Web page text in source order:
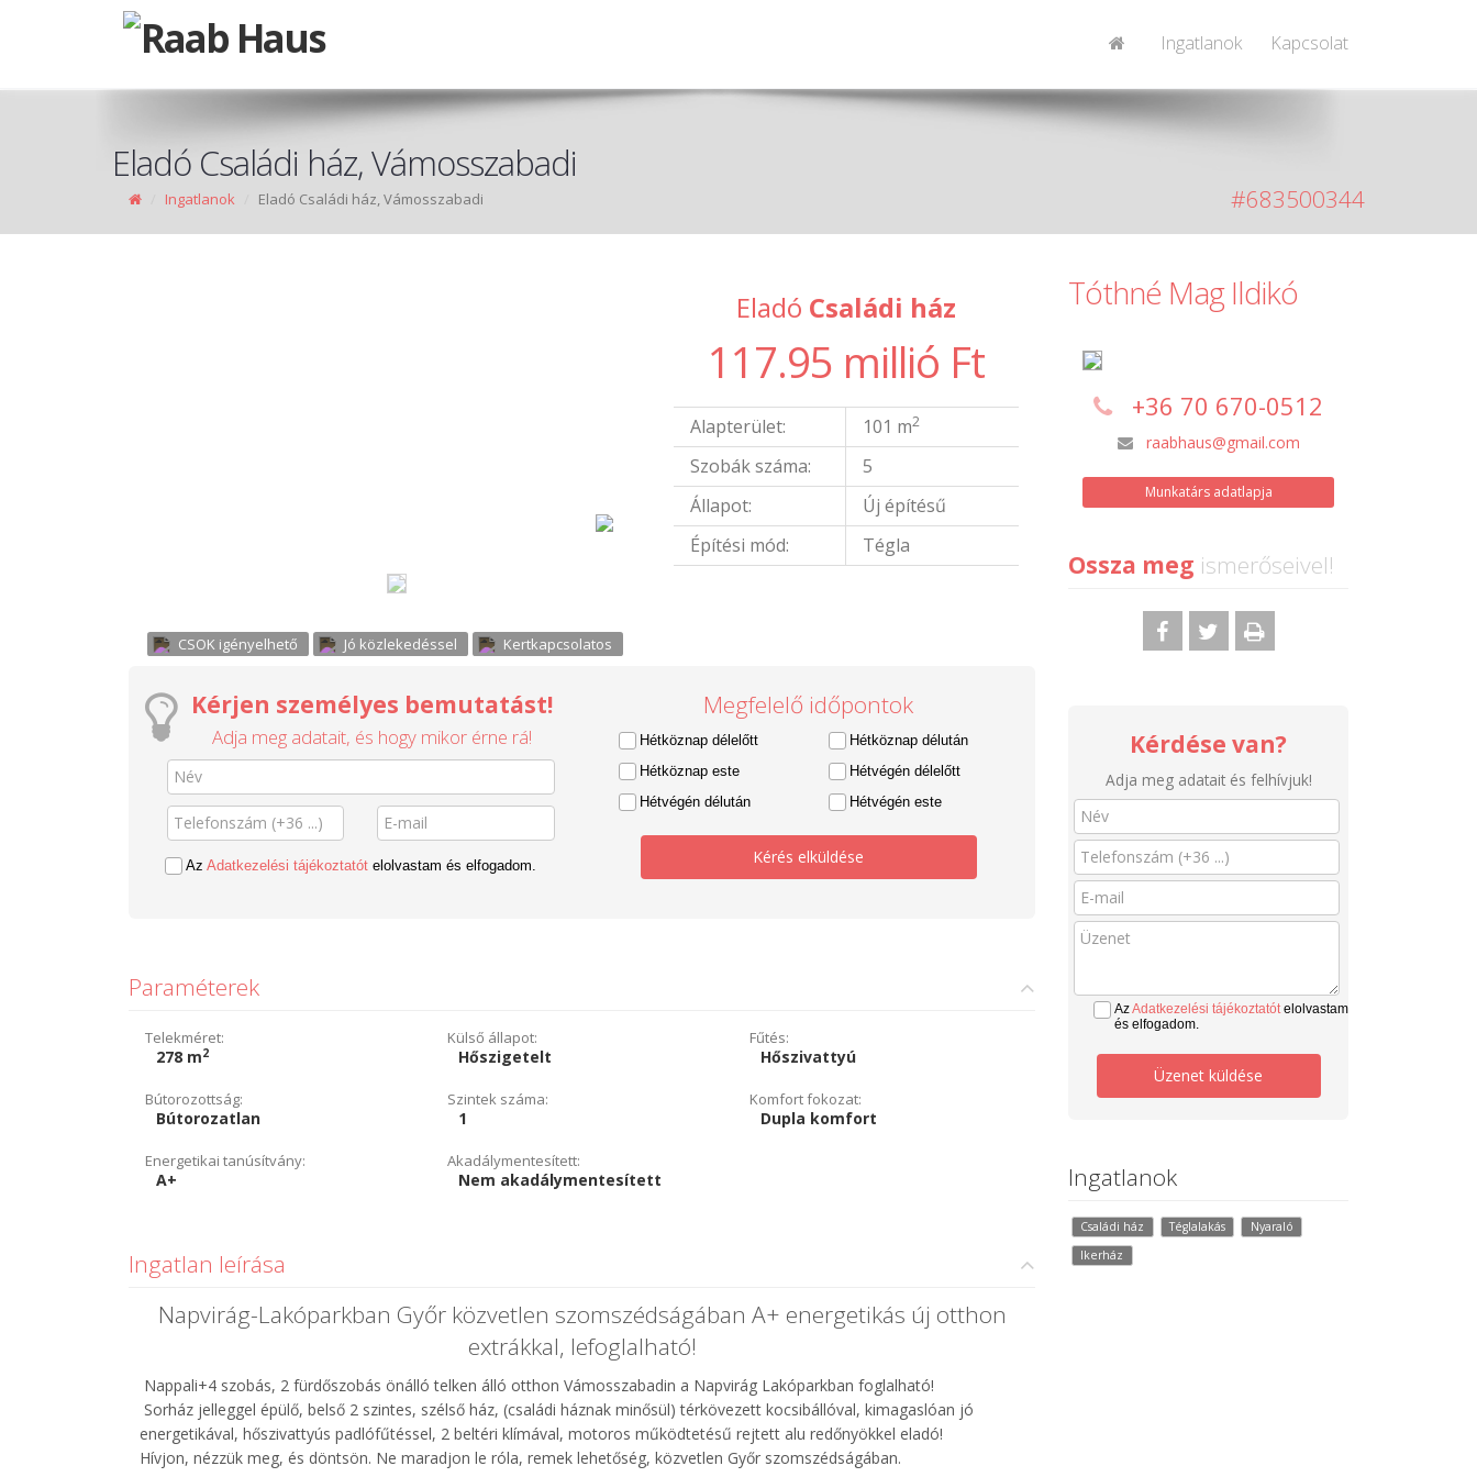
Ingatlanok Kapcsolat
Eladó Családi ház, Vámosszabadi
Ingatlanok Eladó Családi ház, Vámosszabadi #683500344
Eladó Családi ház
117.95 millió Ft
Alapterület: 101 m2
Szobák száma:
5
Állapot:
Új építésű
Építési mód:
Tégla
CSOK igényelhető Jó közlekedéssel Kertkapcsolatos
Kérjen személyes bemutatást!
Adja meg adatait, és hogy mikor érne rá!
Az Adatkezelési tájékoztatót elolvastam és elfogadom.
Megfelelő időpontok
Hétköznap délelőtt
Hétköznap délután
Hétköznap este
Hétvégén délelőtt
Hétvégén délután
Hétvégén este
Kérés elküldése
Paraméterek
Telekméret:
278 m2
Külső állapot:
Hőszigetelt
Fűtés:
Hőszivattyú
Bútorozottság:
Bútorozatlan
Szintek száma:
1
Komfort fokozat:
Dupla komfort
Energetikai tanúsítvány:
A+
Akadálymentesített:
Nem akadálymentesített
Ingatlan leírása
Napvirág-Lakóparkban Győr közvetlen szomszédságában A+ energetikás új otthon
extrákkal, lefoglalható!
Nappali+4 szobás, 2 fürdőszobás önálló telken álló otthon Vámosszabadin a Napvirág Lakóparkban foglalható!
Sorház jelleggel épülő, belső 2 szintes, szélső ház, (családi háznak minősül) térkövezett kocsibállóval, kimagaslóan jó
energetikával, hőszivattyús padlófűtéssel, 2 beltéri klímával, motoros működtetésű rejtett alu redőnyökkel eladó!
Hívjon, nézzük meg, és döntsön. Ne maradjon le róla, remek lehetőség, közvetlen Győr szomszédságában.
Tóthné Mag Ildikó
+36 70 670-0512
raabhaus@gmail.com
Munkatárs adatlapja
Ossza meg ismerőseivel!
Kérdése van?
Adja meg adatait és felhívjuk!
AzAdatkezelési tájékoztatótelolvastam
és elfogadom.
Üzenet küldése
Ingatlanok
Családi ház Téglalakás
Nyaraló
Ikerház